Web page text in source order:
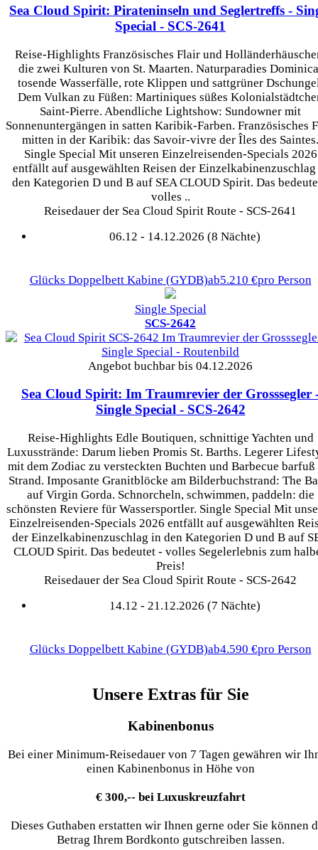
Sea Cloud Spirit: Pirateninseln und Seglertreffs -
Special - SCS-2641
Reise-Highlights Französisches Flair und
die zwei Kulturen von St. Maarten. Naturparadies
tosende Wasserfälle, rote Klippen und sattgrüner
Dem Vulkan zu Füßen: Martiniques süßes
Saint-Pierre. Abendliche Lightshow: Sundowner mit
Sonnenuntergängen in satten Karibik-Farben. Französisches
mitten in der Karibik: das Savoir-vivre der Îles des Saintes.
Single Special Mit unseren Einzelreisenden-Specials 2026
entfällt auf ausgewählten Reisen der
den Kategorien D und B auf SEA CLOUD Spirit. Das
volles ..
Reisedauer der Sea Cloud Spirit Route - SCS-2641
06.12 - 14.12.2026 (8 Nächte)
Glücks Doppelbett Kabine (GYDB)ab5.210 €pro Person
Single Special
SCS-2642
Angebot buchbar bis 04.12.2026
Sea Cloud Spirit: Im Traumrevier der Grosssegler
Single Special- SCS-2642
Reise-Highlights Edle Boutiquen, schnittige Yachten und
Luxusstrände: Darum lieben Promis St. Barths. Legerer
mit dem Zodiac zu versteckten Buchten und Barbecue barfuß
Strand. Imposante Granitblöcke am Bilderbuchstrand: The
auf Virgin Gorda. Schnorcheln, schwimmen, paddeln: die
schönsten Reviere für Wassersportler. Single Special Mit
Einzelreisenden-Specials 2026 entfällt auf ausgewählten
der Einzelkabinenzuschlag in den Kategorien D und B auf
CLOUD Spirit. Das bedeutet - volles Segelerlebnis zum
Preis!
Reisedauer der Sea Cloud Spirit Route - SCS-2642
14.12 - 21.12.2026 (7 Nächte)
Glücks Doppelbett Kabine (GYDB)ab4.590 €pro Person
Unsere Extras für Sie
Kabinenbonus
Bei einer Minimum-Reisedauer von 7 Tagen gewähren wir
einen Kabinenbonus in Höhe von
€ 300,-- bei Luxuskreuzfahrt
Dieses Guthaben erstatten wir Ihnen gerne oder Sie können
Betrag Ihrem Bordkonto gutschreiben lassen.